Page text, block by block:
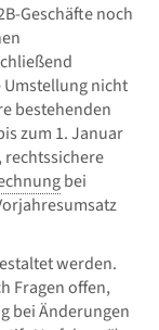
Geschäfte noch
nicht
bestehenden
zum 1. Januar
rechtssichere
bei
werden.
Fragen offen,
bei Änderungen